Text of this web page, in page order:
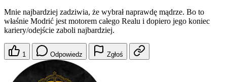
Mnie najbardziej zadziwia, że wybrał naprawdę mądrze. Bo to
właśnie Modrić jest motorem całego Realu i dopiero jego koniec
kariery/odejście zaboli najbardziej.
1 Odpowiedz Zgłoś